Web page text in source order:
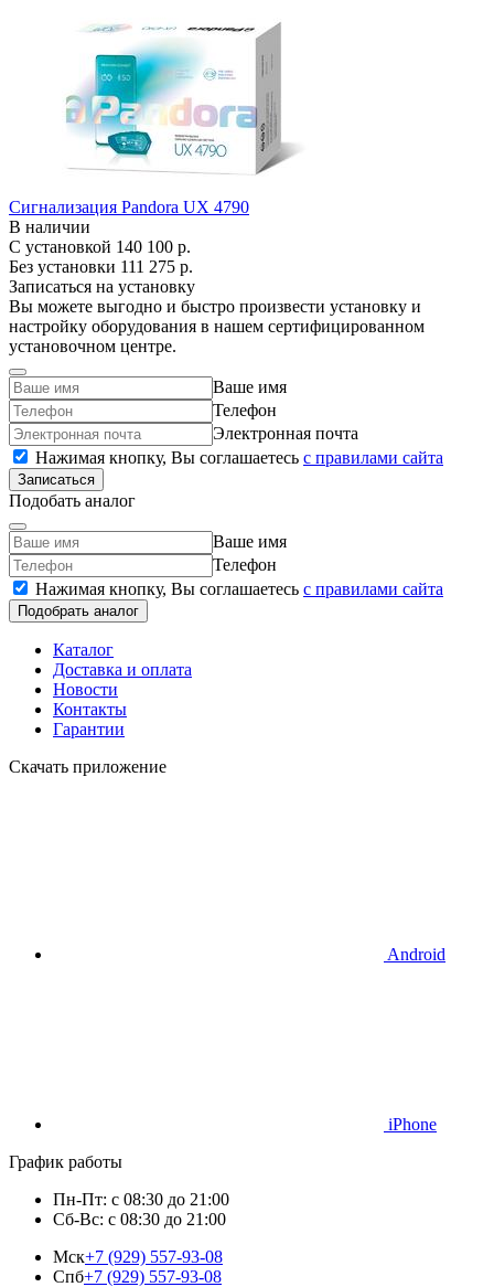
Сигнализация Pandora UX 4790
В наличии
С установкой 140 100 р.
Без установки 111 275 р.
Записаться на установку
Вы можете выгодно и быстро произвести установку и
настройку оборудования в нашем сертифицированном
установочном центре.
Ваше имя
Телефон
Электронная почта
Нажимая кнопку, Вы соглашаетесь c правилами сайта
Записаться
Подобать аналог
Ваше имя
Телефон
Нажимая кнопку, Вы соглашаетесь c правилами сайта
Подобрать аналог
Каталог
Доставка и оплата
Новости
Контакты
Гарантии
Скачать приложение
Android
iPhone
График работы
Пн-Пт: с 08:30 до 21:00
Сб-Вс: с 08:30 до 21:00
Мск+7 (929) 557-93-08
Спб+7 (929) 557-93-08